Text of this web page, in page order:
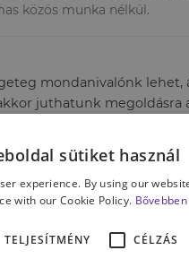
közös munka nélkül.
mondanivalónk
juthatunk megoldásra
sütiket használ
experience. By using our
with our Cookie Policy. Bővebben
TELJESÍTMÉNY CÉLZÁS